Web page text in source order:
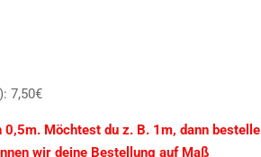
7,50€
Möchtest du z. B. 1m, dann bestelle
wir deine Bestellung auf Maß